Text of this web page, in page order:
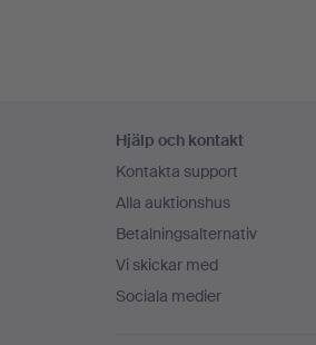
Hjälp och kontakt
Kontakta support
Alla auktionshus
Betalningsalternativ
Vi skickar med
Sociala medier